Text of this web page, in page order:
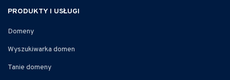
PRODUKTY I USŁUGI
Domeny
Wyszukiwarka domen
Tanie domeny